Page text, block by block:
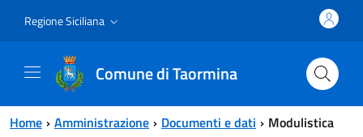
Regione Siciliana
Comune di Taormina
Home Amministrazione Documenti e dati Modulistica